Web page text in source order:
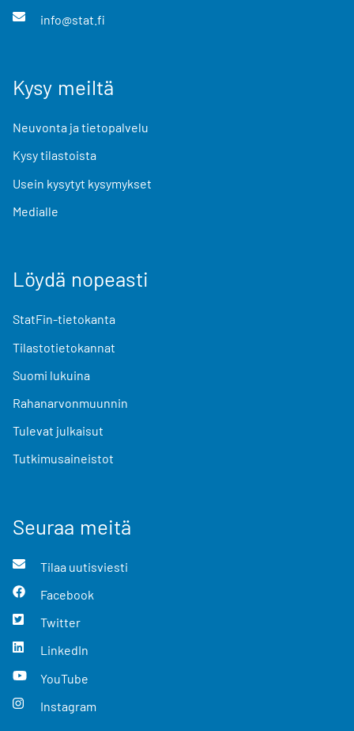
info@stat.fi
Kysy meiltä
Neuvonta ja tietopalvelu
Kysy tilastoista
Usein kysytyt kysymykset
Medialle
Löydä nopeasti
StatFin-tietokanta
Tilastotietokannat
Suomi lukuina
Rahanarvonmuunnin
Tulevat julkaisut
Tutkimusaineistot
Seuraa meitä
Tilaa uutisviesti
Facebook
Twitter
LinkedIn
YouTube
Instagram